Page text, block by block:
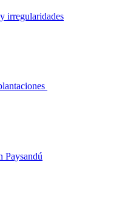
irregularidades
Paysandú